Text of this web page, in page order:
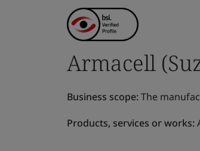
Armacell
Business scope:The
Products, services or works: